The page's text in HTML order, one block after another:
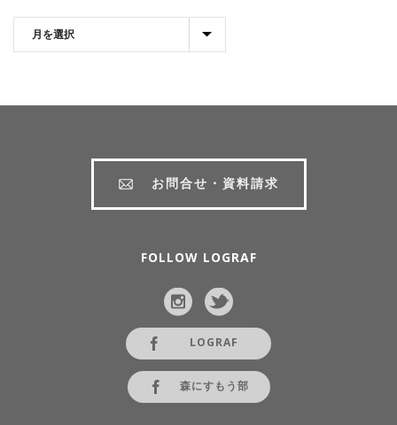
お問合せ・資料請求
FOLLOW LOGRAF
LOGRAF
森にすもう部